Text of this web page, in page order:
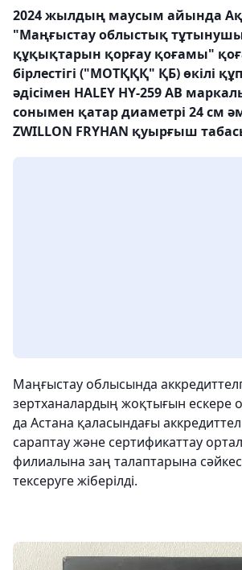
2024 жылдың маусым айында
"Маңғыстау облыстық
құқықтарын қорғау қоғамы"
бірлестігі ("МОТҚҚҚ" ҚБ) өкілі
әдісімен HALEY HY-259 AB
сонымен қатар диаметрі 24 см
ZWILLON FRYHAN қуырғыш
Маңғыстау облысында
зертханалардың жоқтығын ескере
да Астана қаласындағы
сараптау және сертификаттау
филиалына заң талаптарына
тексеруге жіберілді.